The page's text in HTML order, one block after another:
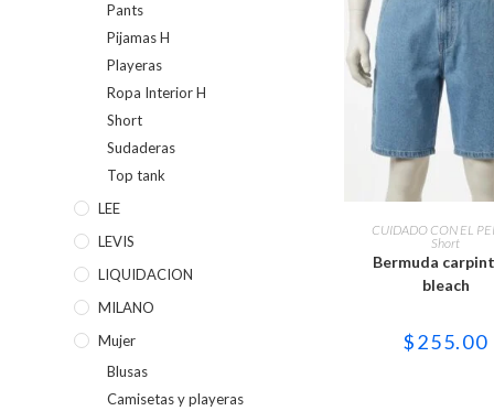
SELECCIONAR
Este
tiene
Las
pueden
elegir
CUIDADO CON EL
Short
Bermuda
bleach
$255.00
Pants
Pijamas H
Playeras
Ropa Interior H
Short
Sudaderas
Top tank
LEE
LEVIS
LIQUIDACION
MILANO
Mujer
Blusas
Camisetas y playeras